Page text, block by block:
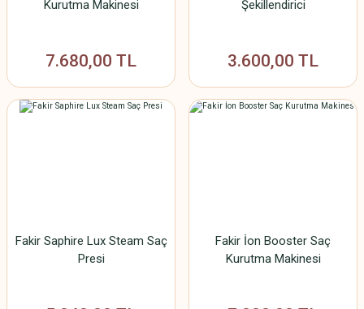
Kurutma Makinesi
7.680,00 TL
Şekillendirici
3.600,00 TL
Fakir Saphire Lux Steam Saç
Presi
Fakir İon Booster Saç
Kurutma Makinesi